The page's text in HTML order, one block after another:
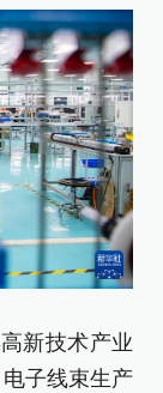
新技术产业
子线束生产